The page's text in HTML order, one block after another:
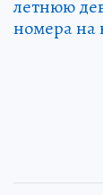
летнюю
номера на